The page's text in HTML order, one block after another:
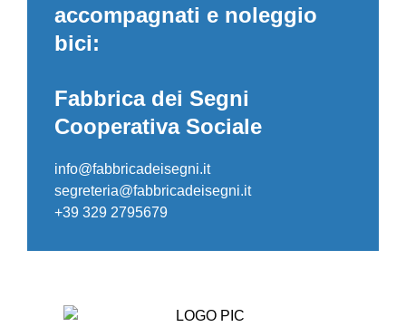
accompagnati e noleggio
bici:
Fabbrica dei Segni
Cooperativa Sociale
info@fabbricadeisegni.it
segreteria@fabbricadeisegni.it
+39 329 2795679